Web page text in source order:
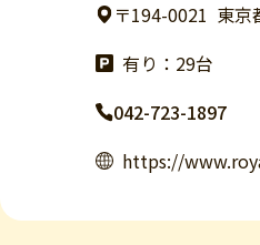
〒194-0021 東京
有り：29台
042-723-1897
https://